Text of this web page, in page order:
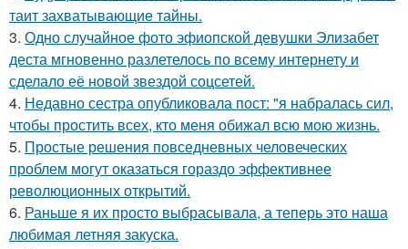
таит захватывающие тайны.
3. Одно случайное фото эфиопской девушки Элизабет
деста мгновенно разлетелось по всему интернету и
сделало её новой звездой соцсетей.
4. Недавно сестра опубликовала пост: "я набралась сил,
чтобы простить всех, кто меня обижал всю мою жизнь.
5. Простые решения повседневных человеческих
проблем могут оказаться гораздо эффективнее
революционных открытий.
6. Раньше я их просто выбрасывала, а теперь это наша
любимая летняя закуска.